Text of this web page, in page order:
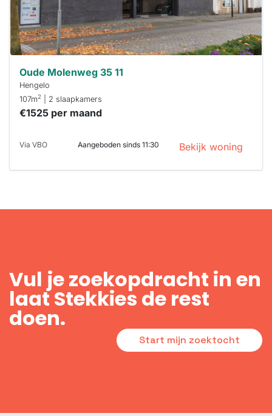
Oude Molenweg 35 11
Hengelo
107m2 | 2 slaapkamers
€1525 per maand
Via VBO Aangeboden sinds 11:30 Bekijk woning
Vul je zoekopdracht in en
laat Stekkies de rest
doen.
Start mijn zoektocht